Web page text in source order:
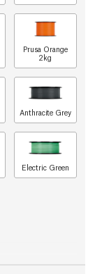
Prusa Orange
2kg
Anthracite Grey
Electric Green